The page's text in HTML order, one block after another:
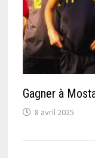
Gagner à
8 avril 2025